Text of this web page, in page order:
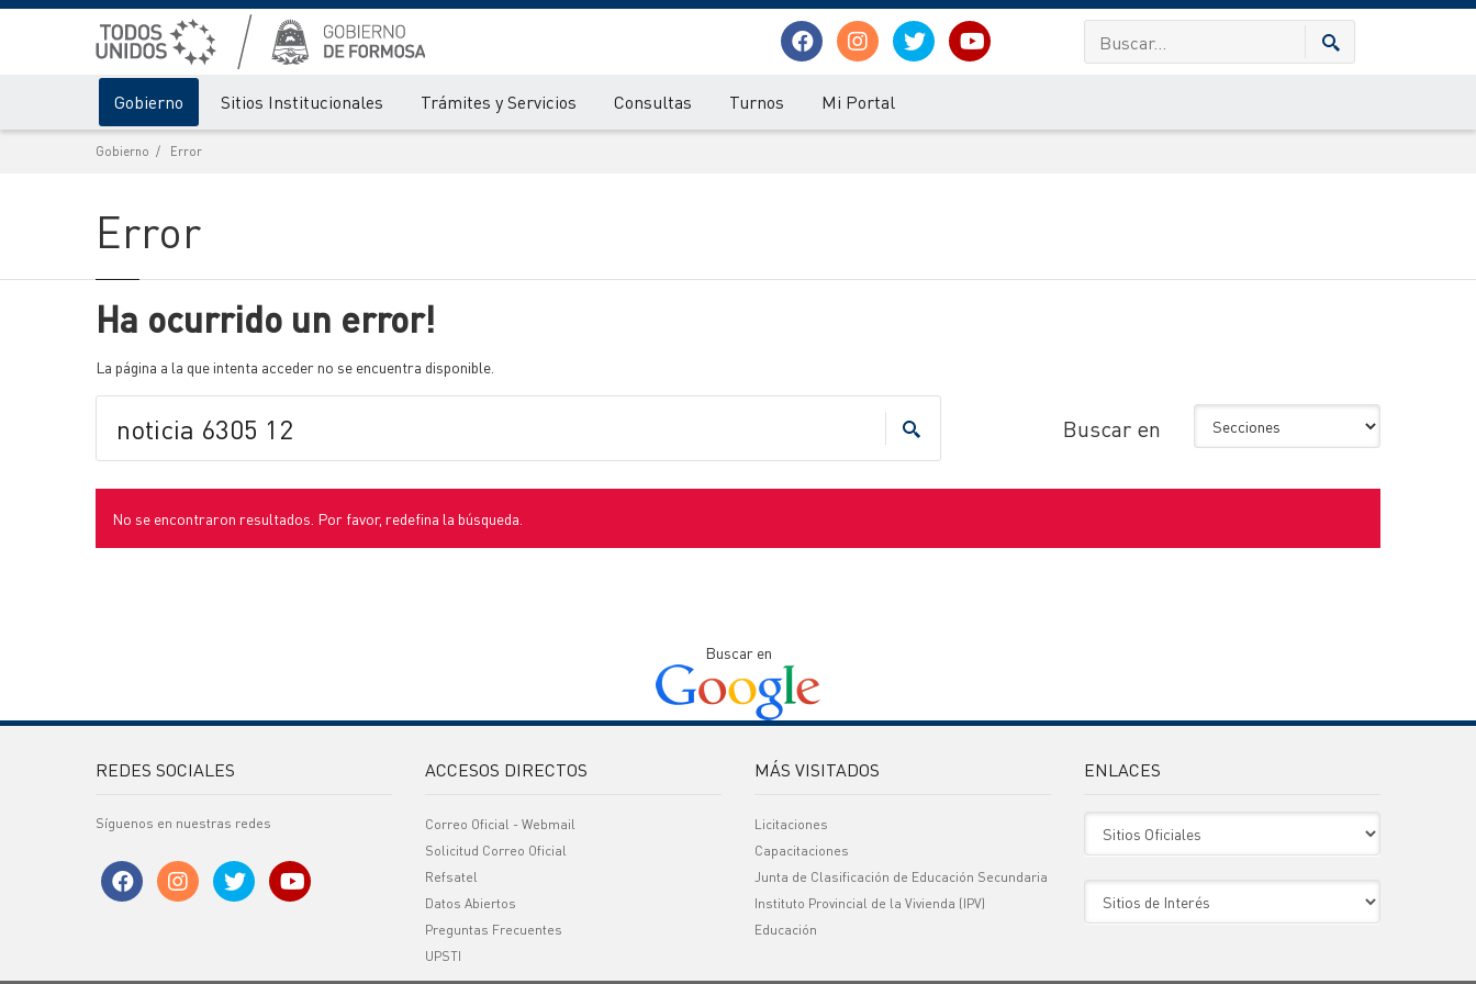
Gobierno Sitios Institucionales Trámites y Servicios Consultas Turnos Mi Portal
Gobierno Error
Error
Ha ocurrido un error!
La página a la que intenta acceder no se encuentra disponible.
Buscar en
No se encontraron resultados. Por favor, redefina la búsqueda.
Buscar en
REDES SOCIALES
Síguenos en nuestras redes
ACCESOS DIRECTOS
Correo Oficial - Webmail
Solicitud Correo Oficial
Refsatel
Datos Abiertos
Preguntas Frecuentes
UPSTI
MÁS VISITADOS
Licitaciones
Capacitaciones
Junta de Clasificación de Educación Secundaria
Instituto Provincial de la Vivienda (IPV)
Educación
ENLACES